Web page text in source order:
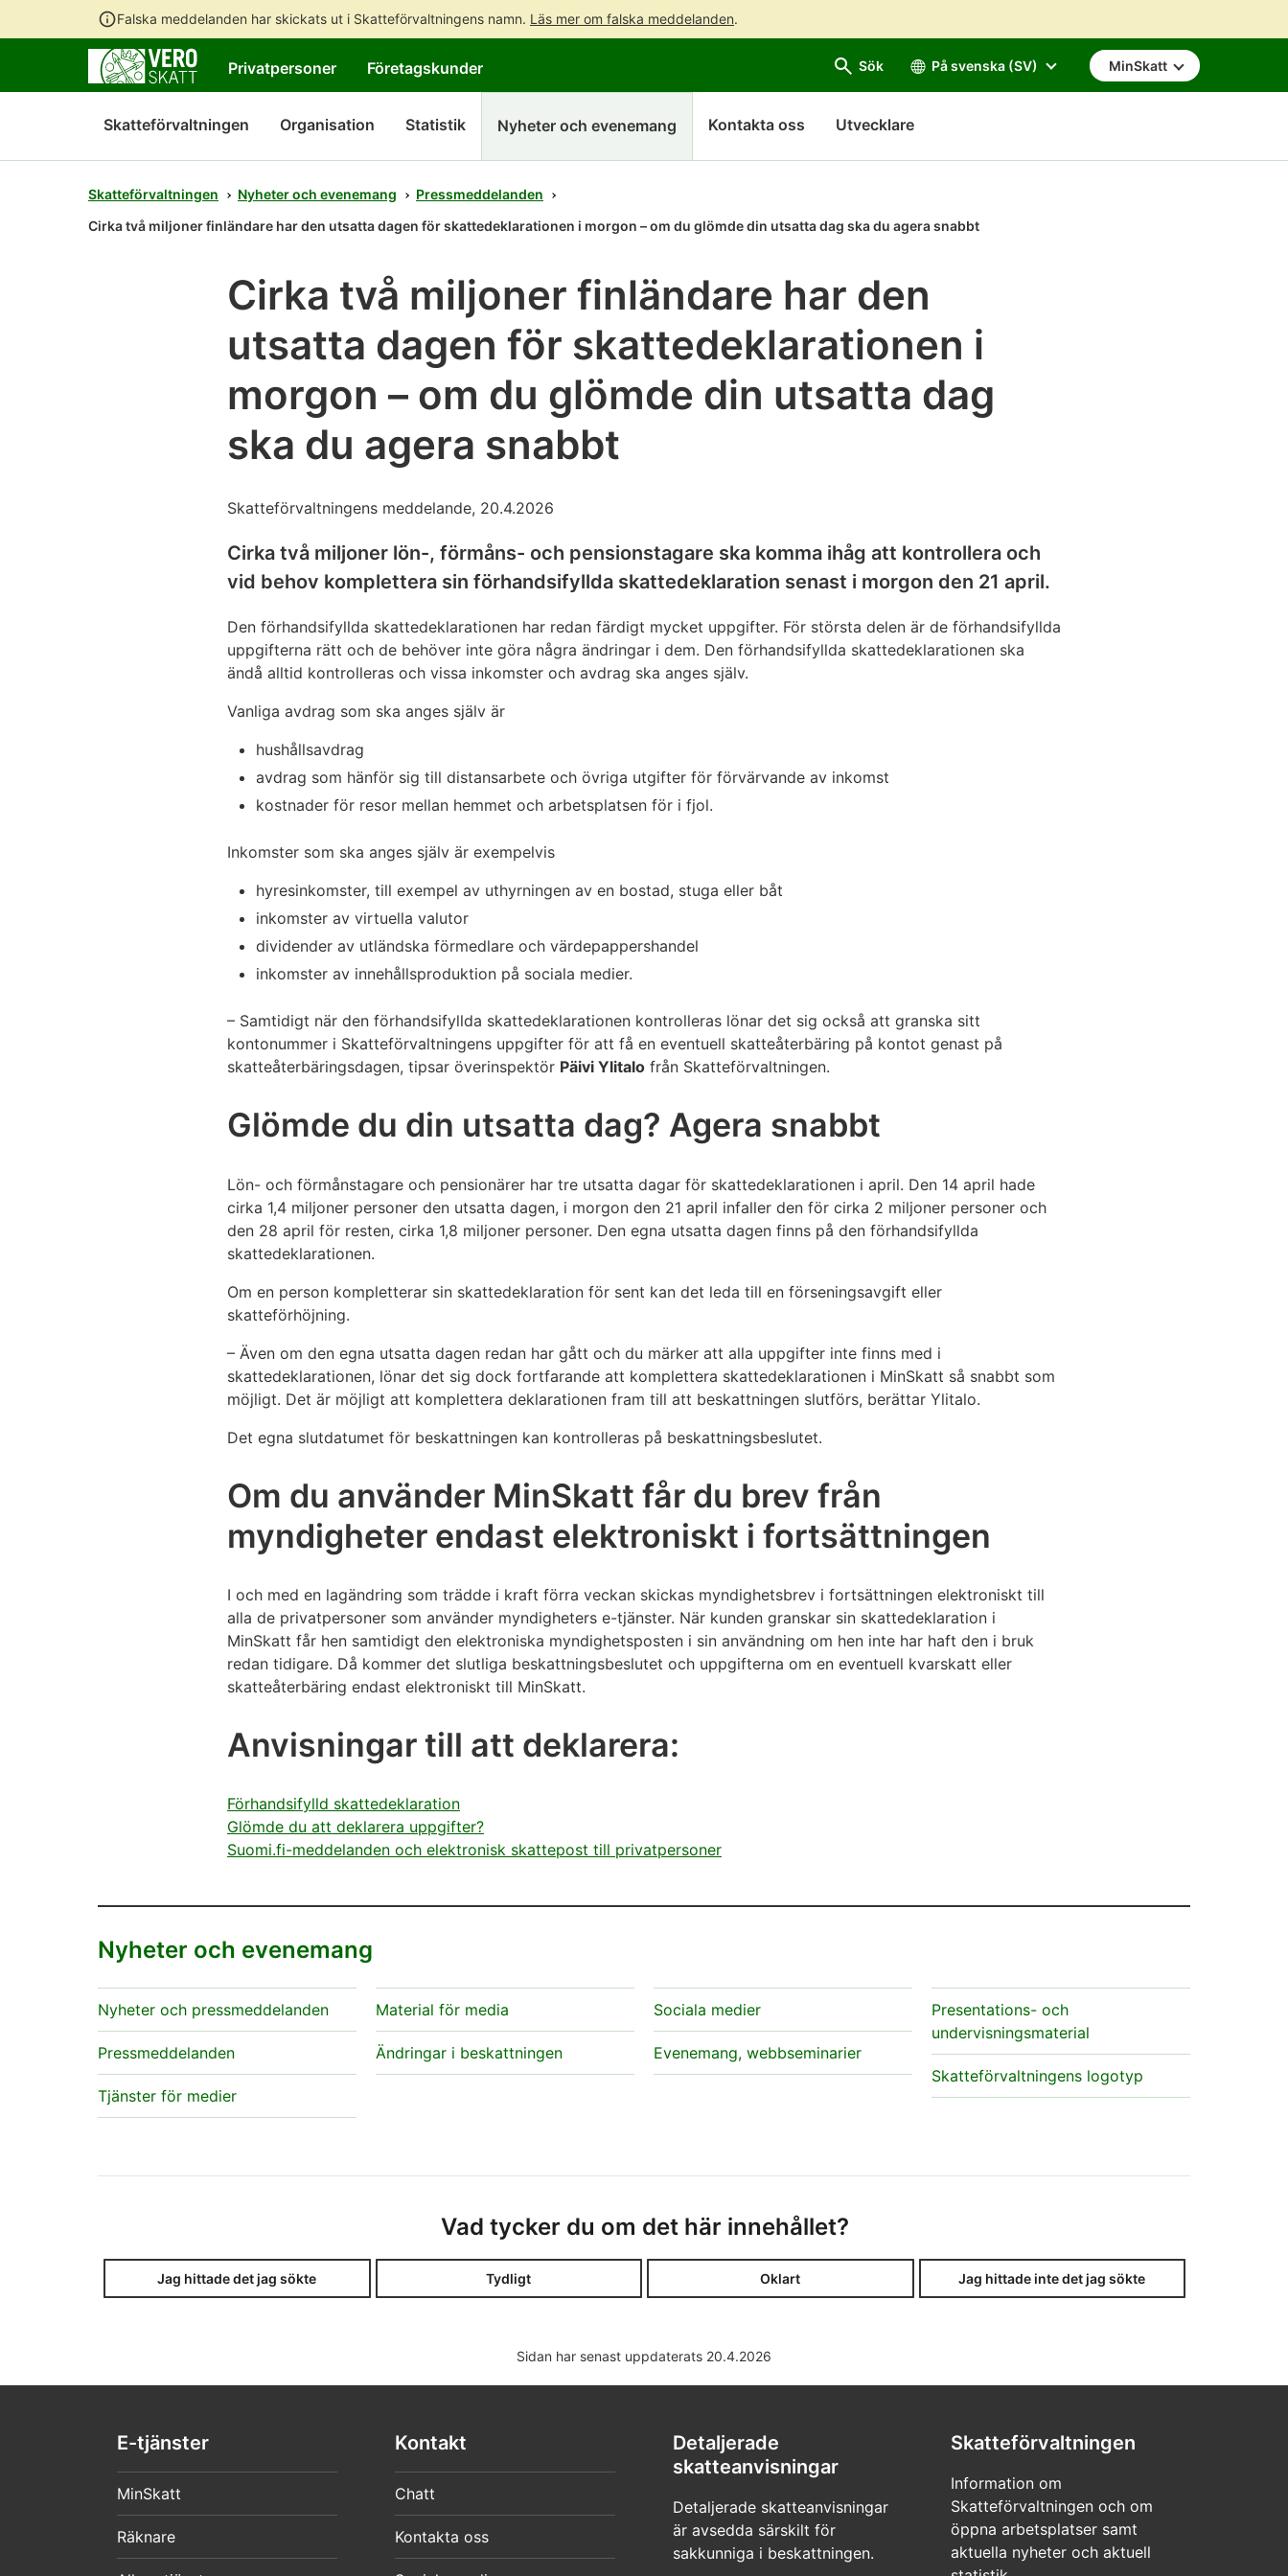
Falska meddelanden har skickats ut i Skatteförvaltningens namn. Läs mer om falska meddelanden.
till
innehållet
hela
webbplatsens
sökning
Privatpersoner Företagskunder Sök På svenska (SV) MinSkatt
Skatteförvaltningen Organisation Statistik Nyheter och evenemang Kontakta oss Utvecklare
Skatteförvaltningen Nyheter och evenemang
Pressmeddelanden
Cirka två miljoner finländare har den utsatta dagen för skattedeklarationen i morgon – om du glömde din utsatta dag ska du agera snabbt
Cirka två miljoner finländare har den
utsatta dagen för skattedeklarationen i
morgon – om du glömde din utsatta dag
ska du agera snabbt
Skatteförvaltningens meddelande, 20.4.2026
Cirka två miljoner lön-, förmåns- och pensionstagare ska komma ihåg att kontrollera och
vid behov komplettera sin förhandsifyllda skattedeklaration senast i morgon den 21 april.
Den förhandsifyllda skattedeklarationen har redan färdigt mycket uppgifter. För största delen är de förhandsifyllda
uppgifterna rätt och de behöver inte göra några ändringar i dem. Den förhandsifyllda skattedeklarationen ska
ändå alltid kontrolleras och vissa inkomster och avdrag ska anges själv.
Vanliga avdrag som ska anges själv är
hushållsavdrag
avdrag som hänför sig till distansarbete och övriga utgifter för förvärvande av inkomst
kostnader för resor mellan hemmet och arbetsplatsen för i fjol.
Inkomster som ska anges själv är exempelvis
hyresinkomster, till exempel av uthyrningen av en bostad, stuga eller båt
inkomster av virtuella valutor
dividender av utländska förmedlare och värdepappershandel
inkomster av innehållsproduktion på sociala medier.
– Samtidigt när den förhandsifyllda skattedeklarationen kontrolleras lönar det sig också att granska sitt
kontonummer i Skatteförvaltningens uppgifter för att få en eventuell skatteåterbäring på kontot genast på
skatteåterbäringsdagen, tipsar överinspektör Päivi Ylitalo från Skatteförvaltningen.
Glömde du din utsatta dag? Agera snabbt
Lön- och förmånstagare och pensionärer har tre utsatta dagar för skattedeklarationen i april. Den 14 april hade
cirka 1,4 miljoner personer den utsatta dagen, i morgon den 21 april infaller den för cirka 2 miljoner personer och
den 28 april för resten, cirka 1,8 miljoner personer. Den egna utsatta dagen finns på den förhandsifyllda
skattedeklarationen.
Om en person kompletterar sin skattedeklaration för sent kan det leda till en förseningsavgift eller
skatteförhöjning.
– Även om den egna utsatta dagen redan har gått och du märker att alla uppgifter inte finns med i
skattedeklarationen, lönar det sig dock fortfarande att komplettera skattedeklarationen i MinSkatt så snabbt som
möjligt. Det är möjligt att komplettera deklarationen fram till att beskattningen slutförs, berättar Ylitalo.
Det egna slutdatumet för beskattningen kan kontrolleras på beskattningsbeslutet.
Om du använder MinSkatt får du brev från
myndigheter endast elektroniskt i fortsättningen
I och med en lagändring som trädde i kraft förra veckan skickas myndighetsbrev i fortsättningen elektroniskt till
alla de privatpersoner som använder myndigheters e-tjänster. När kunden granskar sin skattedeklaration i
MinSkatt får hen samtidigt den elektroniska myndighetsposten i sin användning om hen inte har haft den i bruk
redan tidigare. Då kommer det slutliga beskattningsbeslutet och uppgifterna om en eventuell kvarskatt eller
skatteåterbäring endast elektroniskt till MinSkatt.
Anvisningar till att deklarera:
Förhandsifylld skattedeklaration
Glömde du att deklarera uppgifter?
Suomi.fi-meddelanden och elektronisk skattepost till privatpersoner
Nyheter och evenemang
Nyheter och pressmeddelanden
Pressmeddelanden
Tjänster för medier
Material för media
Ändringar i beskattningen
Sociala medier
Evenemang, webbseminarier
Presentations- och
undervisningsmaterial
Skatteförvaltningens logotyp
Vad tycker du om det här innehållet?
Jag hittade det jag sökte Tydligt Oklart Jag hittade inte det jag sökte
Sidan har senast uppdaterats 20.4.2026
E-tjänster
MinSkatt
Räknare
Kontakt
Chatt
Kontakta oss
Detaljerade
skatteanvisningar
Detaljerade skatteanvisningar
är avsedda särskilt för
sakkunniga i beskattningen.
Skatteförvaltningen
Information om
Skatteförvaltningen och om
öppna arbetsplatser samt
aktuella nyheter och aktuell